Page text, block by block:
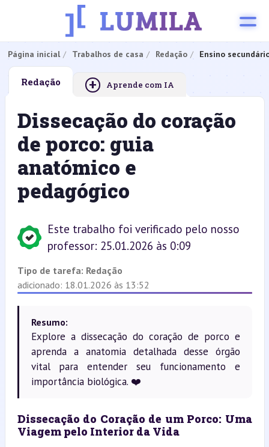
Página inicial Trabalhos de casa Redação Ensino
Redação + Aprende com IA
Dissecação do coração
de porco: guia
anatómico e
pedagógico
Este trabalho foi verificado pelo nosso
professor: 25.01.2026 às 0:09
Tipo de tarefa: Redação
adicionado: 18.01.2026 às 13:52
Resumo:
Explore a dissecação do coração de porco e
aprenda a anatomia detalhada desse órgão
vital para entender seu funcionamento e
importância biológica. ❤️
Dissecação do Coração de um Porco: Uma
Viagem pelo Interior da Vida